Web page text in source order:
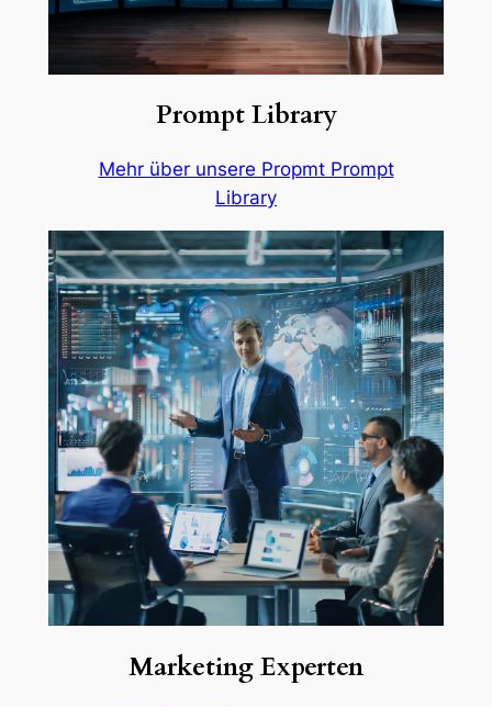
Prompt Library
Mehr über unsere Propmt Prompt
Library
Marketing Experten